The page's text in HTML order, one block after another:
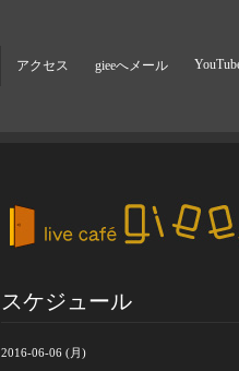
アクセス gieeへメール
スケジュール
2016-06-06 (月)